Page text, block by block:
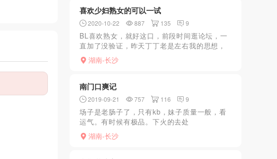
喜欢少妇熟女的可以一试
2020-10-22 887 135 9
BL喜欢熟女，就好这口，前段时间逛论坛，一
直加了没验证，昨天丁丁老是左右我的思想，
正好发现微信上面加了一直没去过，所以微信
联系，直接杀上门，整体很满意（可能是个人
湖南-长沙
南门口爽记
2019-09-21 757 116 9
场子是老肠子了，只有kb，妹子质量一般，看
运气。有时候有极品。下火的去处
湖南-长沙